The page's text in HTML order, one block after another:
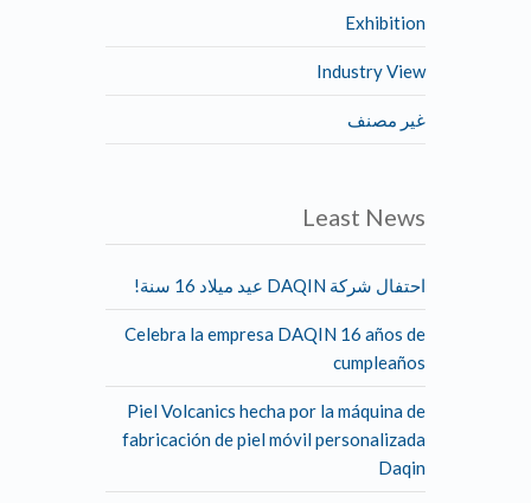
Exhibition
Industry View
غير مصنف
Least News
احتفال شركة DAQIN عيد ميلاد 16 سنة!
Celebra la empresa DAQIN 16 años de
cumpleaños
Piel Volcanics hecha por la máquina de
fabricación de piel móvil personalizada